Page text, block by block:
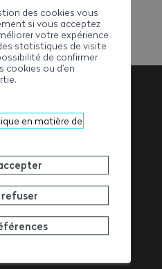
Formation,
des cookies vous
si vous acceptez
votre expérience
statistiques de visite
de confirmer
cookies ou d’en
en matière de